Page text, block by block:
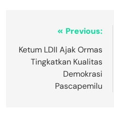
Previous:
Ketum LDII Ajak Ormas
Tingkatkan Kualitas
Demokrasi
Pascapemilu